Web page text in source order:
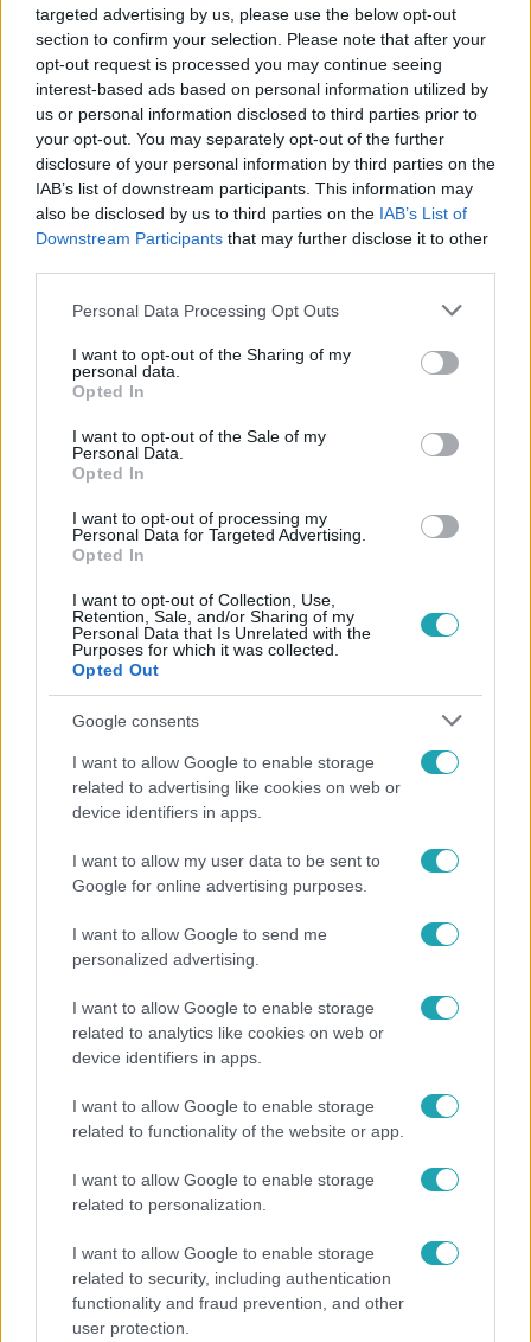
targeted advertising by us, please use the below opt-out
section to confirm your selection. Please note that after your
opt-out request is processed you may continue seeing
interest-based ads based on personal information utilized by
us or personal information disclosed to third parties prior to
your opt-out. You may separately opt-out of the further
disclosure of your personal information by third parties on the
IAB’s list of downstream participants. This information may
also be disclosed by us to third parties on the IAB’s List of
Downstream Participants that may further disclose it to other
Please note that this website/app uses one or more Google
not limited to your visit or usage behaviour. You may click to
grant or deny consent to Google and its third-party tags to
use your data for below specified purposes in below Google
consent section.
Personal Data Processing Opt Outs
I want to opt-out of the Sharing of my
personal data.
Opted In
I want to opt-out of the Sale of my
Personal Data.
Opted In
I want to opt-out of processing my
Personal Data for Targeted Advertising.
Opted In
I want to opt-out of Collection, Use,
Retention, Sale, and/or Sharing of my
Personal Data that Is Unrelated with the
Purposes for which it was collected.
Opted Out
Google consents
I want to allow Google to enable storage
related to advertising like cookies on web or
device identifiers in apps.
I want to allow my user data to be sent to
Google for online advertising purposes.
I want to allow Google to send me
personalized advertising.
I want to allow Google to enable storage
related to analytics like cookies on web or
device identifiers in apps.
I want to allow Google to enable storage
related to functionality of the website or app.
I want to allow Google to enable storage
related to personalization.
I want to allow Google to enable storage
related to security, including authentication
functionality and fraud prevention, and other
user protection.
Követem
#BALESET-BŰNÜGY #BÉKÉSCSABA #ELTŰNÉS
#FIATAL #FIÚ # DROG
Népszerű
3:03
Karácsony Gergely nem akarja, hogy a Bayer
Felmondott a bérlőnek, egy évvel később még